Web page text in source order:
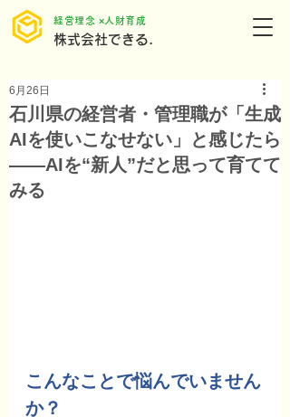
株式会社できる.
​経営理念 ×人財育成
石川県の経営者・管理職が「生成
AIを使いこなせない」と感じたら
――AIを“新人”だと思って育てて
みる
6月26日
こんなことで悩んでいません
か？